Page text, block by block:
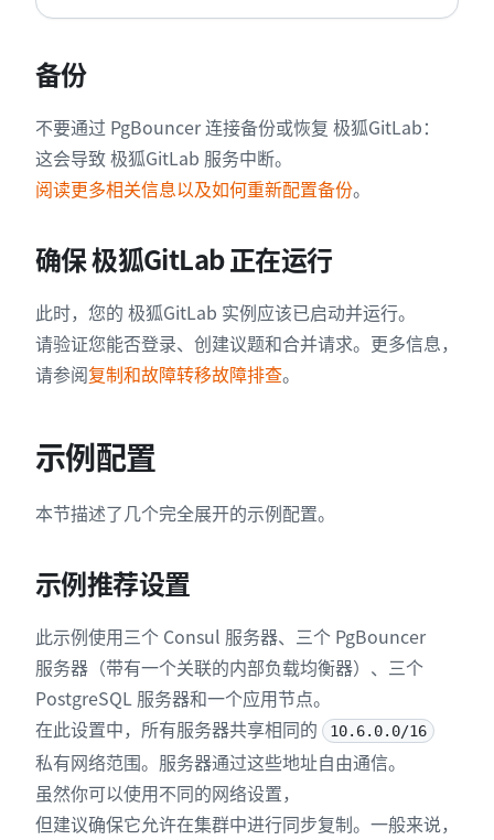
备份
不要通过 PgBouncer 连接备份或恢复 极狐GitLab：
这会导致 极狐GitLab 服务中断。
阅读更多相关信息以及如何重新配置备份。
确保 极狐GitLab 正在运行
此时，您的 极狐GitLab 实例应该已启动并运行。
请验证您能否登录、创建议题和合并请求。更多信息，
请参阅复制和故障转移故障排查。
示例配置
本节描述了几个完全展开的示例配置。
示例推荐设置
此示例使用三个 Consul 服务器、三个 PgBouncer
服务器（带有一个关联的内部负载均衡器）、三个
PostgreSQL 服务器和一个应用节点。
在此设置中，所有服务器共享相同的
10.6.0.0/16
私有网络范围。服务器通过这些地址自由通信。
虽然你可以使用不同的网络设置，
但建议确保它允许在集群中进行同步复制。一般来说，